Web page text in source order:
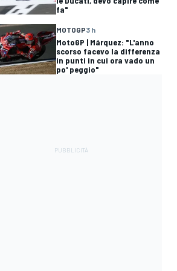
fa"
MOTOGP3 h
MotoGP | Márquez: "L'anno
scorso facevo la differenza
in punti in cui ora vado un
po' peggio"